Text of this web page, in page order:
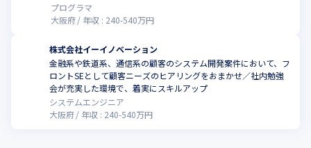
プログラマ
大阪府
年収 : 240-540万円
株式会社イーイノベーション
金融系や鉄道系、通信系の顧客のシステム開発案件において、フ
ロントSEとして顧客ニーズのヒアリングをおまかせ／社内勉強
会が充実した環境で、着実にスキルアップ
システムエンジニア
大阪府
年収 : 240-540万円